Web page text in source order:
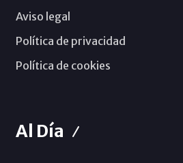
Aviso legal
Política de privacidad
Política de cookies
Al Día